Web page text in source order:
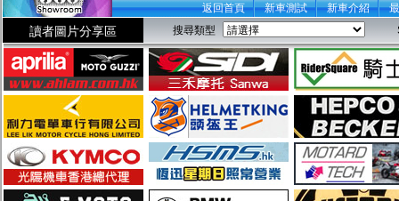
返回首頁
新車測試 新車介紹
讀者圖片分享區 搜尋類型